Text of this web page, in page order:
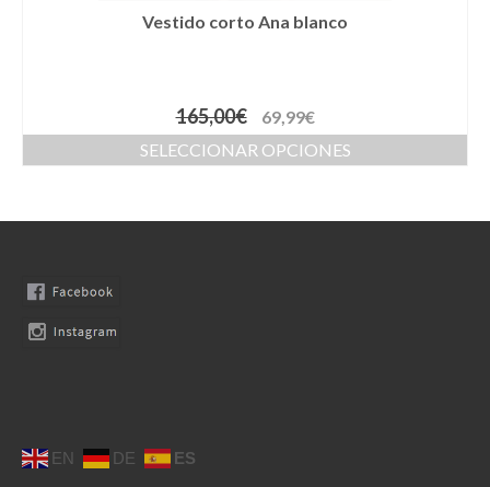
Llaveros
Peinetas
Puños
Sombreros
Moda flamenca
Vestido corto Ana blanco
165,00€ 69,99€
SELECCIONAR OPCIONES
EN DE ES